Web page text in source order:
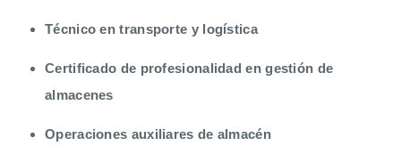
Técnico en transporte y logística
Certificado de profesionalidad en gestión de
almacenes
Operaciones auxiliares de almacén